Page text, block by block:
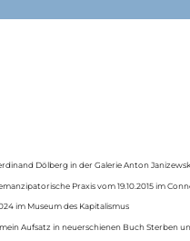
Dölberg in der Galerie Anton
Praxis vom 19.10.2015 im
im Museum des Kapitalismus
Aufsatz in neuerschienen Buch Sterben